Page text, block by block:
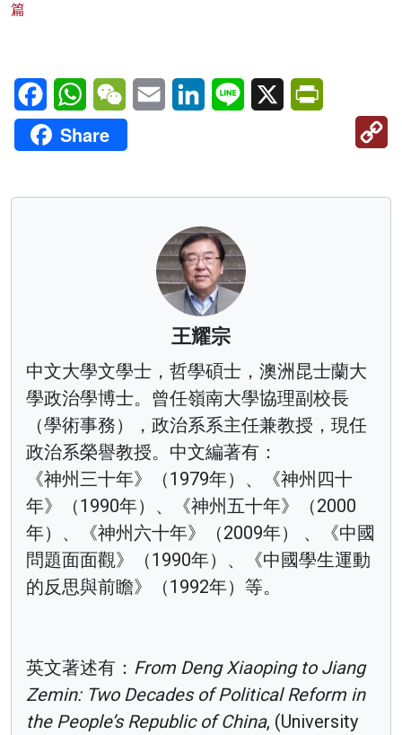
篇
FacebookWhatsAppWeChatEmail LinkedInLine X
Share
王耀宗
中文大學文學士，哲學碩士，澳洲昆士蘭大
學政治學博士。曾任嶺南大學協理副校長
（學術事務），政治系系主任兼教授，現任
政治系榮譽教授。中文編著有：
《神州三十年》（1979年）、《神州四十
年》（1990年）、《神州五十年》（2000
年）、《神州六十年》（2009年） 、《中國
問題面面觀》（1990年）、《中國學生運動
的反思與前瞻》（1992年）等。
英文著述有： From Deng Xiaoping to Jiang
Zemin: Two Decades of Political Reform in
the People’s Republic of China, (University